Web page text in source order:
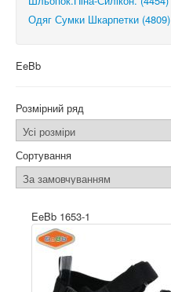
Одяг Сумки Шкарпетки (4809)
EeBb
Розмірний ряд
Сортування
EeBb 1653-1